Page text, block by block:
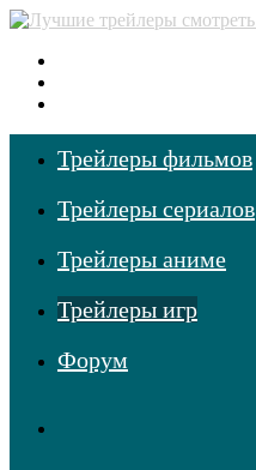
Трейлеры фильмов
Трейлеры сериалов
Трейлеры аниме
Трейлеры игр
Форум